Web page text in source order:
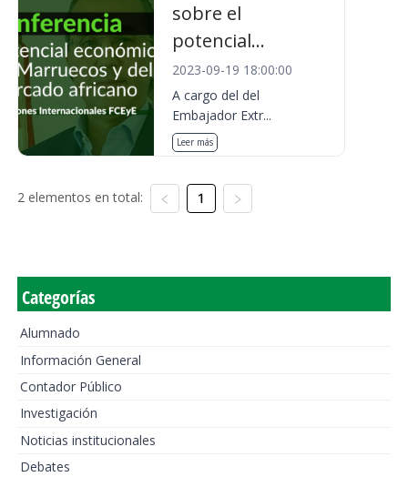
sobre el
potencial...
2023-09-19 18:00:00
A cargo del del
Embajador Extr...
Leer más
2 elementos en total: 1
Categorías
Alumnado
Información General
Contador Público
Investigación
Noticias institucionales
Debates